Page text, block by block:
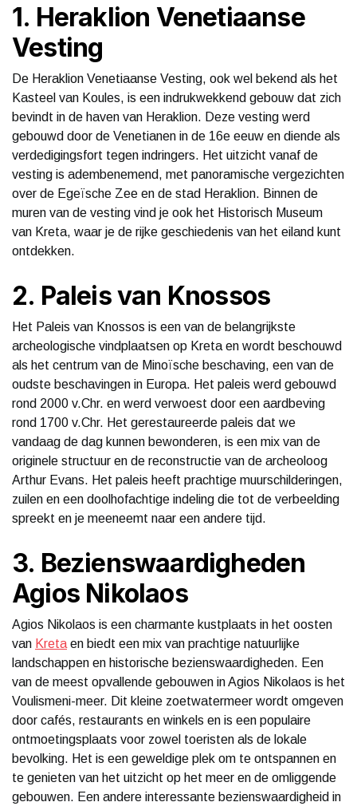
1. Heraklion Venetiaanse
Vesting
De Heraklion Venetiaanse Vesting, ook wel bekend als het
Kasteel van Koules, is een indrukwekkend gebouw dat zich
bevindt in de haven van Heraklion. Deze vesting werd
gebouwd door de Venetianen in de 16e eeuw en diende als
verdedigingsfort tegen indringers. Het uitzicht vanaf de
vesting is adembenemend, met panoramische vergezichten
over de Egeïsche Zee en de stad Heraklion. Binnen de
muren van de vesting vind je ook het Historisch Museum
van Kreta, waar je de rijke geschiedenis van het eiland kunt
ontdekken.
2. Paleis van Knossos
Het Paleis van Knossos is een van de belangrijkste
archeologische vindplaatsen op Kreta en wordt beschouwd
als het centrum van de Minoïsche beschaving, een van de
oudste beschavingen in Europa. Het paleis werd gebouwd
rond 2000 v.Chr. en werd verwoest door een aardbeving
rond 1700 v.Chr. Het gerestaureerde paleis dat we
vandaag de dag kunnen bewonderen, is een mix van de
originele structuur en de reconstructie van de archeoloog
Arthur Evans. Het paleis heeft prachtige muurschilderingen,
zuilen en een doolhofachtige indeling die tot de verbeelding
spreekt en je meeneemt naar een andere tijd.
3. Bezienswaardigheden
Agios Nikolaos
Agios Nikolaos is een charmante kustplaats in het oosten
van Kreta en biedt een mix van prachtige natuurlijke
landschappen en historische bezienswaardigheden. Een
van de meest opvallende gebouwen in Agios Nikolaos is het
Voulismeni-meer. Dit kleine zoetwatermeer wordt omgeven
door cafés, restaurants en winkels en is een populaire
ontmoetingsplaats voor zowel toeristen als de lokale
bevolking. Het is een geweldige plek om te ontspannen en
te genieten van het uitzicht op het meer en de omliggende
gebouwen. Een andere interessante bezienswaardigheid in